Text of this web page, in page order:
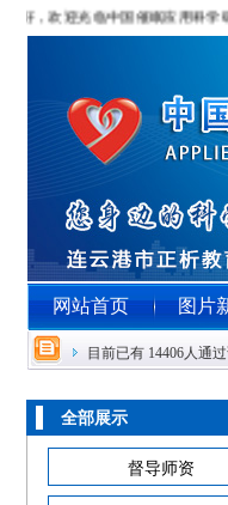
，欢迎光临中国催眠应用科学研
网站首页 图片
目前已有 14406人通
全部展示
督导师资